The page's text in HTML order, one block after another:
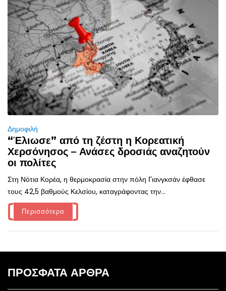
Δημοφιλή
“Έλιωσε” από τη ζέστη η Κορεατική
Χερσόνησος – Ανάσες δροσιάς αναζητούν
οι πολίτες
Στη Νότια Κορέα, η θερμοκρασία στην πόλη Γιανγκσάν έφθασε
τους 42,5 βαθμούς Κελσίου, καταγράφοντας την...
Περισσότερα
ΠΡΌΣΦΑΤΑ ΆΡΘΡΑ